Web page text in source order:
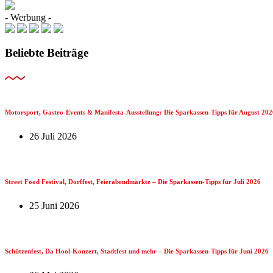
- Werbung -
Beliebte Beiträge
Motorsport, Gastro-Events & Manifesta-Ausstellung: Die Sparkassen-Tipps für August
26 Juli 2026
Street Food Festival, Dorffest, Feierabendmärkte – Die Sparkassen-Tipps für Juli 2026
25 Juni 2026
Schützenfest, Da Hool-Konzert, Stadtfest und mehr – Die Sparkassen-Tipps für Juni 2026